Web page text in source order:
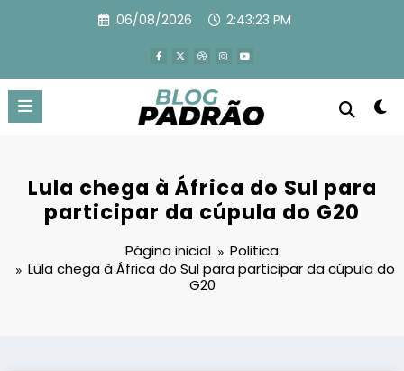
06/08/2026 2:43:24 PM
Lula chega à África do Sul para
participar da cúpula do G20
Página inicial
Politica
Lula chega à África do Sul para participar da cúpula do
G20